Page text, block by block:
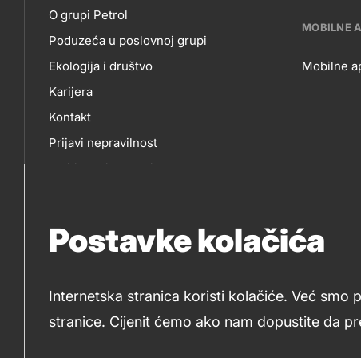
Postavke kolačića
Internetska stranica koristi kolačiće. Već smo
stranice. Cijenit ćemo ako nam dopustite da
title???
O
NAMA
O grupi Petrol
Poduzeća u poslovnoj grupi
Ekologija i društvo
Karijera
Kontakt
Prijavi nepravilnost
Politika privatnosti
E-
MOBILNE
Mobilne
2019-2026 Petrol d.o.o. i Petrol d.d., Ljubljana Kolačići